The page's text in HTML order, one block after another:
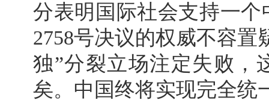
分表明国际社会支持一
2758号决议的权威不容
独”分裂立场注定失败，
矣。中国终将实现完全统